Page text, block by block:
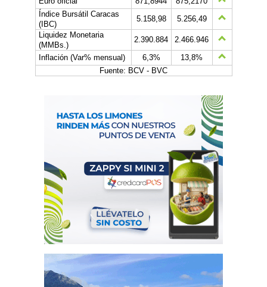
Índice Bursátil Caracas
(IBC)
5.158,98
5.256,49
Liquidez Monetaria
(MMBs.)
2.390.884
2.466.946
Inflación (Var% mensual)
6,3%
13,8%
Fuente: BCV - BVC